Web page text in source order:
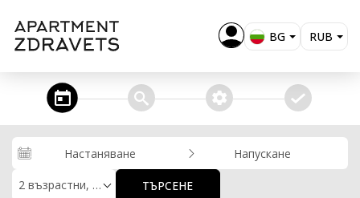
BG
RUB
USD
RON
KZT
steps_calendar search extra_services confirm
Настаняване Напускане
2 възрастни, 0 деца ТЪРСЕНЕ